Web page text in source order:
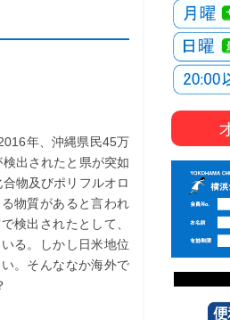
年、沖縄県民45万
出されたと県が突如
物及びポリフルオロ
物質があると言われ
検出されたとして、
る。しかし日米地位
。そんななか海外で